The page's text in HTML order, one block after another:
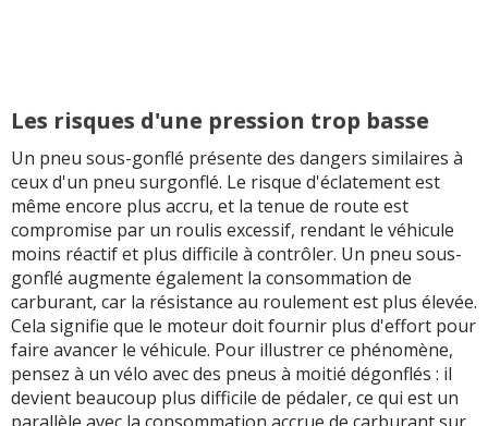
Les risques d'une pression trop basse
Un pneu sous-gonflé présente des dangers similaires à
ceux d'un pneu surgonflé. Le risque d'éclatement est
même encore plus accru, et la tenue de route est
compromise par un roulis excessif, rendant le véhicule
moins réactif et plus difficile à contrôler. Un pneu sous-
gonflé augmente également la consommation de
carburant, car la résistance au roulement est plus élevée.
Cela signifie que le moteur doit fournir plus d'effort pour
faire avancer le véhicule. Pour illustrer ce phénomène,
pensez à un vélo avec des pneus à moitié dégonflés : il
devient beaucoup plus difficile de pédaler, ce qui est un